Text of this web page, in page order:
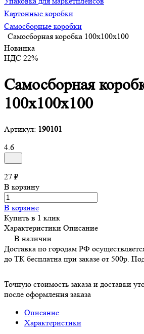
Картонные коробки
Самосборные коробки
Самосборная коробка 100х100х100
Новинка
НДС 22%
Самосборная
100х100х100
Артикул: 190101
4.6
27 ₽
В корзину
В корзине
Купить в 1 клик
Характеристики Описание
В наличии
Доставка по городам РФ
до ТК бесплатна при заказе от 500р.
Точную стоимость заказа и доставки
после оформления заказа
Описание
Характеристики